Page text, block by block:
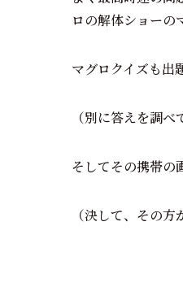
ロの解体ショーの
マグロクイズも出
（別に答えを調
そしてその携帯の
（決して、その